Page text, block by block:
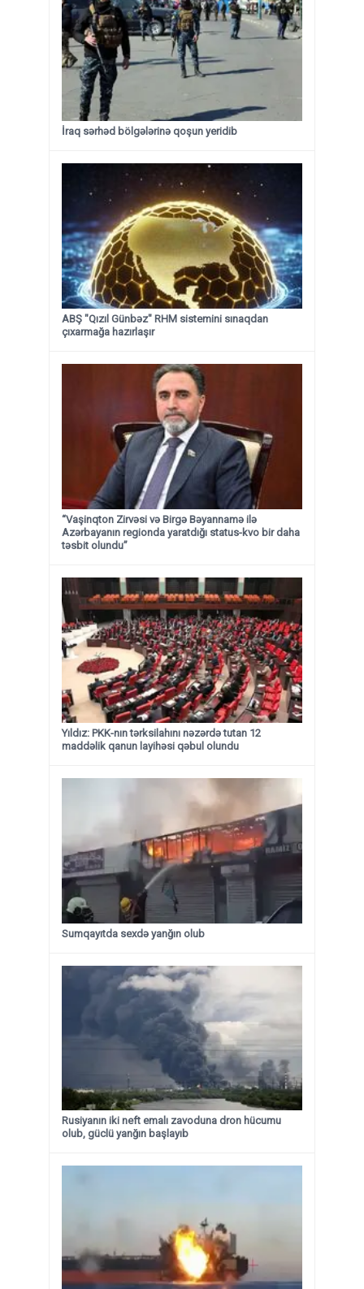
İraq sərhəd bölgələrinə qoşun yeridib
ABŞ "Qızıl Günbəz" RHM sistemini sınaqdan
çıxarmağa hazırlaşır
“Vaşinqton Zirvəsi və Birgə Bəyannamə ilə
Azərbayanın regionda yaratdığı status-kvo bir daha
təsbit olundu”
Yıldız: PKK-nın tərksilahını nəzərdə tutan 12
maddəlik qanun layihəsi qəbul olundu ​​​​​​​
Sumqayıtda sexdə yanğın olub
Rusiyanın iki neft emalı zavoduna dron hücumu
olub, güclü yanğın başlayıb